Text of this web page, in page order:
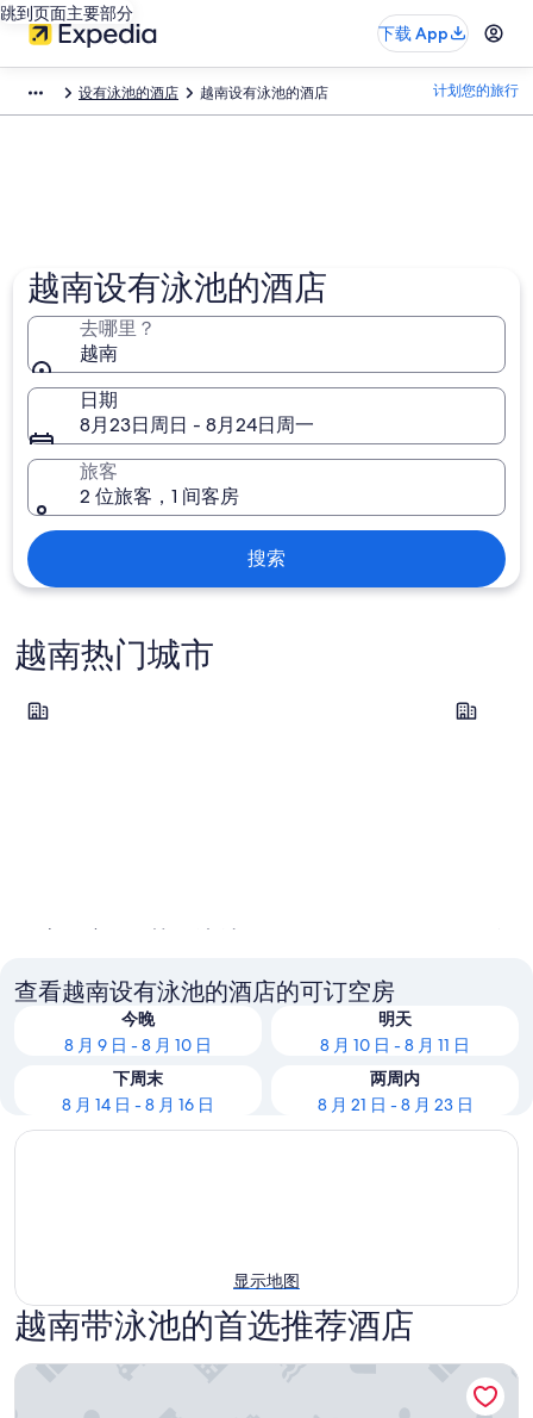
跳到页面主要部分
下载 App
设有泳池的酒店 越南设有泳池的酒店​ 计划您的旅行
越南设有泳池的酒店
去哪里？
越南
日期
8月23日周日 - 8月24日周一
旅客
2 位旅客，1 间客房
搜索
越南热门城市
胡志明市 (及其周边地区) 富国岛
查看越南设有泳池的酒店的可订空房
今晚
8 月 9 日 - 8 月 10 日
明天
8 月 10 日 - 8 月 11 日
下周末
8 月 14 日 - 8 月 16 日
两周内
8 月 21 日 - 8 月 23 日
显示地图
越南带泳池的首选推荐酒店
西贡伊甸星酒店